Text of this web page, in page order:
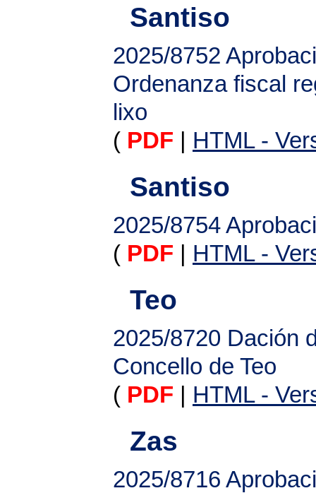
Santiso
2025/8752
Ordenanza fiscal
lixo
( PDF HTML -
Santiso
2025/8754
( PDF HTML -
Teo
2025/8720 Dación
Concello de Teo
( PDF HTML -
Zas
2025/8716